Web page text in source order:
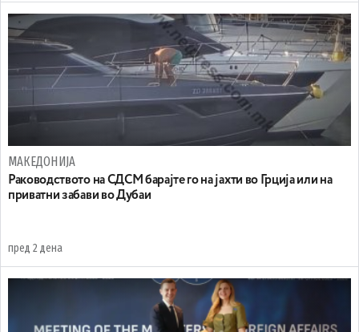
МАКЕДОНИЈА
Раководството на СДСМ барајте го на јахти во Грција или на
приватни забави во Дубаи
пред 2 дена